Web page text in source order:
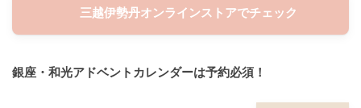
三越伊勢丹オンラインストアでチェック
銀座・和光アドベントカレンダーは予約必須！